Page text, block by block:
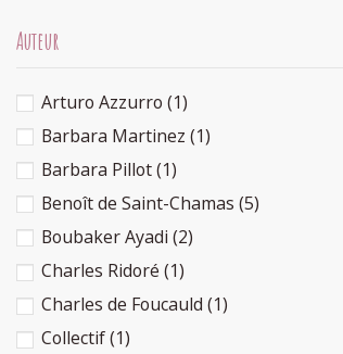
Auteur
Arturo Azzurro (1)
Barbara Martinez (1)
Barbara Pillot(1)
Benoît de Saint-Chamas (5)
Boubaker Ayadi (2)
Charles Ridoré (1)
Charles de Foucauld (1)
Collectif(1)